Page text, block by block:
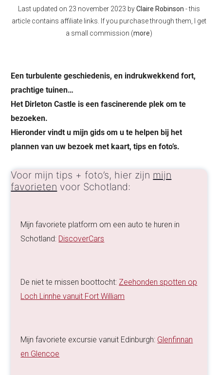
Last updated on 23 november 2023 byClaire Robinson - this
article contains affiliate links. If you purchase through them, I get
a small commission (more)
Een turbulente geschiedenis, en indrukwekkend fort,
prachtige tuinen…
Het Dirleton Castle is een fascinerende plek om te
bezoeken.
Hieronder vindt u mijn gids om u te helpen bij het
plannen van uw bezoek met kaart, tips en foto’s.
Voor mijn tips + foto’s, hier zijn mijn
favorieten voor Schotland:
Mijn favoriete platform om een auto te huren in
Schotland: DiscoverCars
De niet te missen boottocht: Zeehonden spotten op
Loch Linnhe vanuit Fort William
Mijn favoriete excursie vanuit Edinburgh: Glenfinnan
en Glencoe